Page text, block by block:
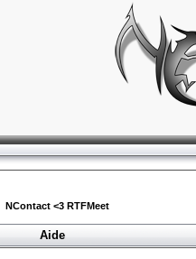
NContact <3 RTFMeet
Aide